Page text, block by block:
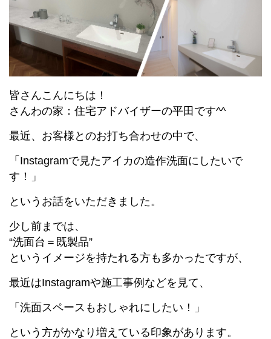
皆さんこんにちは！
さんわの家：住宅アドバイザーの平田です^^
最近、お客様とのお打ち合わせの中で、
「Instagramで見たアイカの造作洗面にしたいで
す！」
というお話をいただきました。
少し前までは、
“洗面台＝既製品”
というイメージを持たれる方も多かったですが、
最近はInstagramや施工事例などを見て、
「洗面スペースもおしゃれにしたい！」
という方がかなり増えている印象があります。